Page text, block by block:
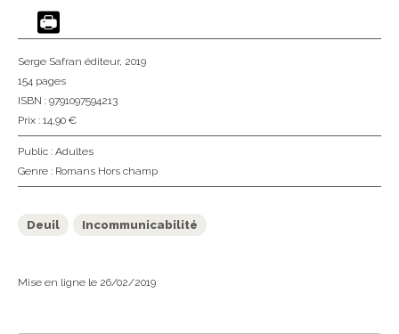
Serge Safran éditeur, 2019
154 pages
ISBN : 9791097594213
Prix : 14,90 €
Public : Adultes
Genre : Romans Hors champ
Deuil Incommunicabilité
Mise en ligne le 26/02/2019